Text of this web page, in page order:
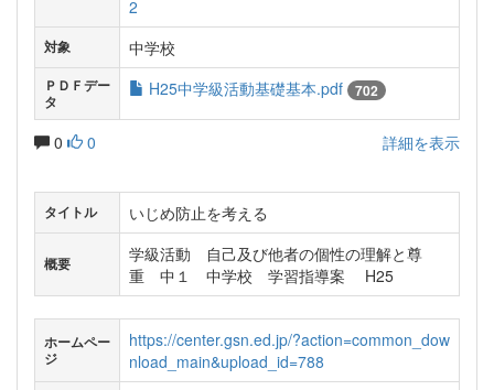
2
対象 中学校
ＰＤＦデー
タ
H25中学級活動基礎基本.pdf 702
0 0 詳細を表示
タイトル いじめ防止を考える
概要
学級活動 自己及び他者の個性の理解と尊
重 中１ 中学校 学習指導案 H25
ホームペー
ジ
https://center.gsn.ed.jp/?action=common_dow
nload_main&upload_id=788